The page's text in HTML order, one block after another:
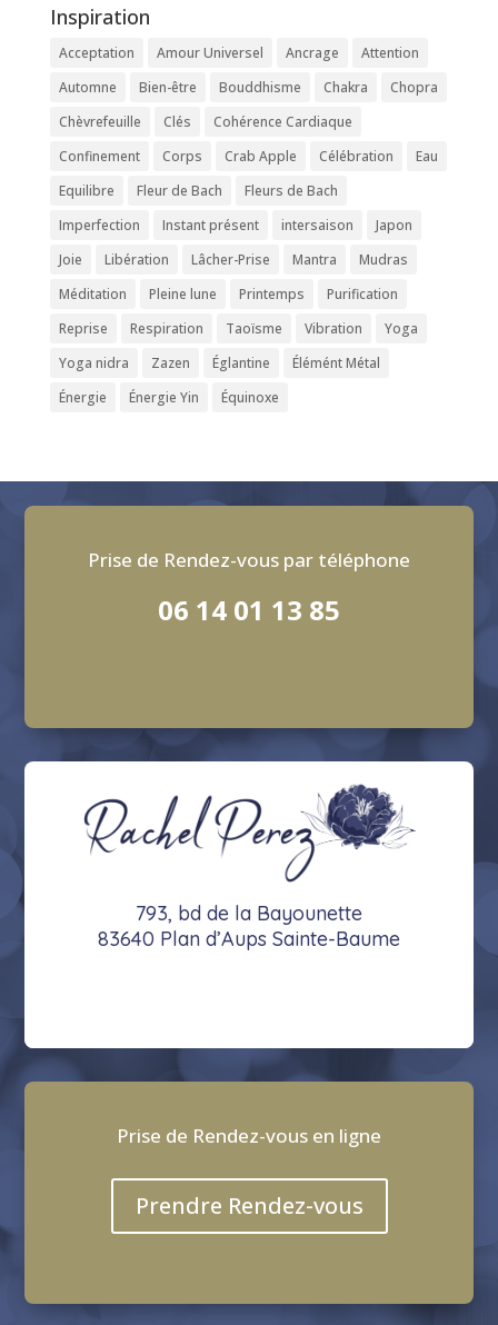
Inspiration
Acceptation Amour Universel Ancrage
Attention
Automne
Bien-être Bouddhisme Chakra
Chopra
Chèvrefeuille
Clés
Cohérence Cardiaque
Confinement
Corps Crab Apple Célébration
Eau
Equilibre
Fleur de Bach
Fleurs de Bach
Imperfection
Instant présent intersaison
Japon
Joie
Libération Lâcher-Prise Mantra
Mudras
Méditation
Pleine lune Printemps
Purification
Reprise
Respiration Taoïsme Vibration
Yoga
Yoga nidra
Zazen Églantine
Élémént Métal
Énergie
Énergie Yin Équinoxe
Prise de Rendez-vous par téléphone
06 14 01 13 85
793, bd de la Bayounette
83640 Plan d’Aups Sainte-Baume
Prise de Rendez-vous en ligne
Prendre Rendez-vous